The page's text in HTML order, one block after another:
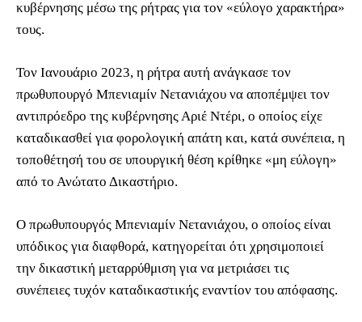
κυβέρνησης μέσω της ρήτρας για τον «εύλογο χαρακτήρα»
τους.
Τον Ιανουάριο 2023, η ρήτρα αυτή ανάγκασε τον
πρωθυπουργό Μπενιαμίν Νετανιάχου να αποπέμψει τον
αντιπρόεδρο της κυβέρνησης Αριέ Ντέρι, ο οποίος είχε
καταδικασθεί για φορολογική απάτη και, κατά συνέπεια, η
τοποθέτησή του σε υπουργική θέση κρίθηκε «μη εύλογη»
από το Ανώτατο Δικαστήριο.
Ο πρωθυπουργός Μπενιαμίν Νετανιάχου, ο οποίος είναι
υπόδικος για διαφθορά, κατηγορείται ότι χρησιμοποιεί
την δικαστική μεταρρύθμιση για να μετριάσει τις
συνέπειες τυχόν καταδικαστικής εναντίον του απόφασης.